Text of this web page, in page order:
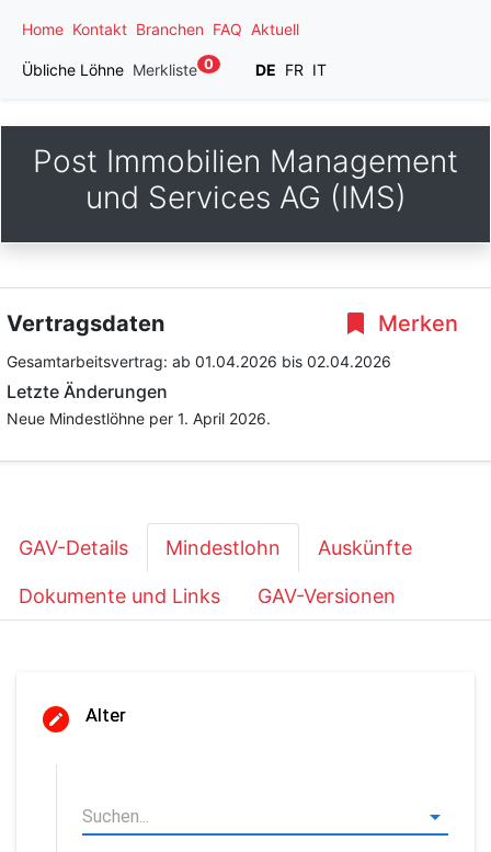
Home Kontakt Branchen FAQ Aktuell
Übliche Löhne Merkliste 0 DE FR IT
Post Immobilien Management
und Services AG (IMS)
Merken
Vertragsdaten
Gesamtarbeitsvertrag: ab 01.04.2026 bis 02.04.2026
Letzte Änderungen
Neue Mindestlöhne per 1. April 2026.
GAV-Details Mindestlohn Auskünfte
Dokumente und Links GAV-Versionen
Alter